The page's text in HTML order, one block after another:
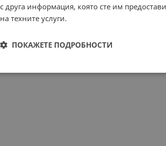
с друга информация, която сте им
на техните услуги.
ПОКАЖЕТЕ ПОДРОБНОСТИ